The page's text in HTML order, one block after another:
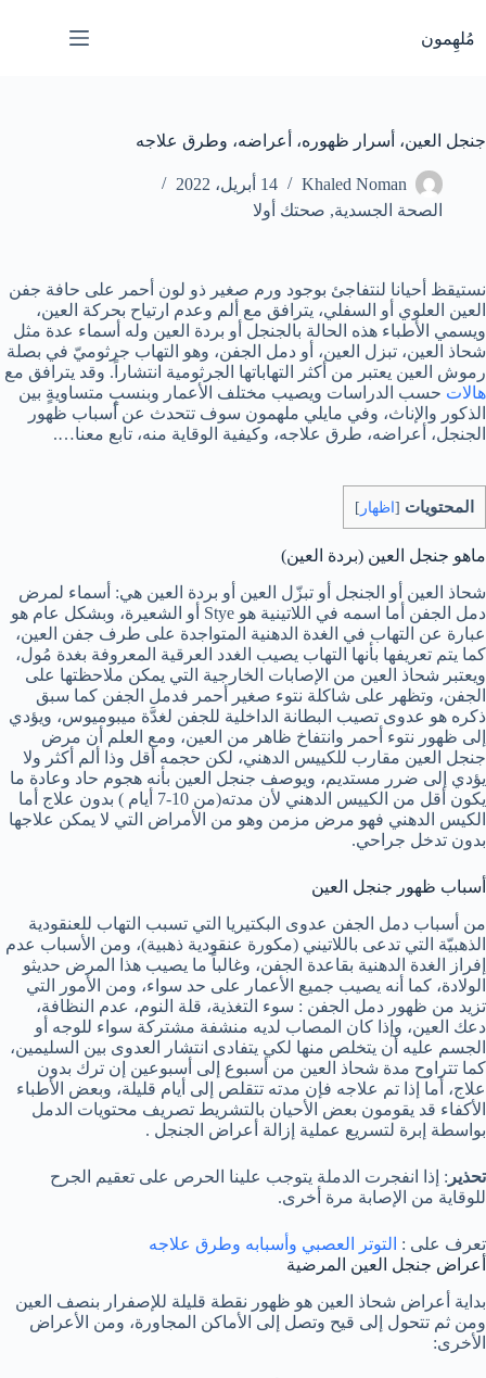
إلى
المحتوى
مُلهِمون
جنجل العين، أسرار ظهوره، أعراضه، وطرق علاجه
Khaled Noman
14 أبريل، 2022
الصحة الجسدية, صحتك أولا
نستيقظ أحيانا لنتفاجئ بوجود ورم صغير ذو لون أحمر على حافة جفن
العين العلوي أو السفلي، يترافق مع ألم وعدم ارتياح بحركة العين،
ويسمي الأطباء هذه الحالة بالجنجل أو بردة العين وله أسماء عدة مثل
شحاذ العين، تبزل العين، أو دمل الجفن، وهو التهاب جرثوميّ في بصلة
رموش العين يعتبر من أكثر التهاباتها الجرثومية انتشاراً. وقد يترافق مع
هالات حسب الدراسات ويصيب مختلف الأعمار وبنسبٍ متساويةٍ بين
الذكور والإناث، وفي مايلي ملهمون سوف تتحدث عن أسباب ظهور
الجنجل، أعراضه، طرق علاجه، وكيفية الوقاية منه، تابع معنا….
المحتويات [ اظهار ]
ماهو جنجل العين (بردة العين)
شحاذ العين أو الجنجل أو تبزّل العين أو بردة العين هي: أسماء لمرض
دمل الجفن أما اسمه في اللاتينية هو Stye أو الشعيرة، وبشكل عام ️هو
عبارة عن التهاب في الغدة الدهنية المتواجدة على طرف جفن العين،
كما يتم تعريفها بأنها التهاب يصيب الغدد العرقية المعروفة بغدة مُول،
ويعتبر شحاذ العين من الإصابات الخارجية التي يمكن ملاحظتها على
الجفن، وتظهر على شاكلة نتوء صغير أحمر فدمل الجفن كما سبق
ذكره هو عدوى تصيب البطانة الداخلية للجفن لغدَّة ميبوميوس، و️يؤدي
إلى ظهور نتوء أحمر وانتفاخ ظاهر من العين، ومع العلم أن مرض
جنجل العين مقارب للكييس الدهني، لكن حجمه أقل وذا ألم أكثر ولا
يؤدي إلى ضرر مستديم، ويوصف جنجل العين بأنه هجوم حاد وعادة ما
يكون أقل من الكييس الدهني لأن مدته(من 10-7 أيام ) بدون علاج أما
الكيس الدهني فهو مرض مزمن وهو من الأمراض التي لا يمكن علاجها
بدون تدخل جراحي.
أسباب ظهور جنجل العين
من أسباب دمل الجفن عدوى البكتيريا التي تسبب التهاب للعنقودية
الذهبيّة التي تدعى باللاتيني (مكورة عنقودية ذهبية)، ومن الأسباب عدم
إفراز الغدة الدهنية بقاعدة الجفن، وغالباً ما يصيب هذا المرض حديثو
الولادة، كما أنه يصيب جميع الأعمار على حد سواء، ومن الأمور التي
تزيد من ظهور دمل الجفن : سوء التغذية، قلة النوم، عدم النظافة،
دعك العين، وإذا كان المصاب لديه منشفة مشتركة سواء للوجه أو
الجسم عليه أن يتخلص منها لكي يتفادى انتشار العدوى بين السليمين،
كما تتراوح مدة شحاذ العين من أسبوع إلى أسبوعين إن ترك بدون
علاج، أما إذا تم علاجه فإن مدته تتقلص إلى أيام قليلة، وبعض الأطباء
الأكفاء قد يقومون بعض الأحيان بالتشريط تصريف محتويات الدمل
بواسطة إبرة لتسريع عملية إزالة أعراض الجنجل .
تحذير : إذا انفجرت الدملة يتوجب علينا الحرص على تعقيم الجرح
للوقاية من الإصابة مرة أخرى.
تعرف على : التوتر العصبي وأسبابه وطرق علاجه
أعراض جنجل العين المرضية
بداية أعراض شحاذ العين هو ظهور نقطة قليلة للإصفرار بنصف العين
ومن ثم تتحول إلى قيح وتصل إلى الأماكن المجاورة، ومن الأعراض
الأخرى: